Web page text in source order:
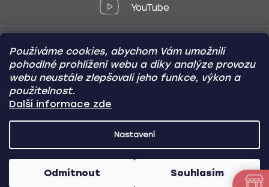
Používáme cookies, abychom Vám umožnili
pohodlné prohlížení webu a díky analýze provozu
webu neustále zlepšovali jeho funkce, výkon a
použitelnost.
Další informace zde
Nastavení
Odmítnout Souhlasím
YouTube
Způsoby platby:
Online
Převod
Dobírka
Copyright (c) 2012 -2026 CARVIN AUTODOPLŇKY- Všechna
Nakódoval Pavel Kuneš